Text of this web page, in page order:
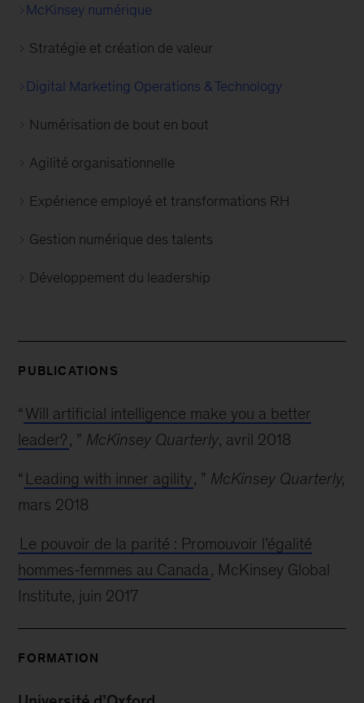
McKinsey numérique
Stratégie et création de valeur
Digital Marketing Operations & Technology
Numérisation de bout en bout
Agilité organisationnelle
Expérience employé et transformations RH
Gestion numérique des talents
Développement du leadership
PUBLICATIONS
“ Will artificial intelligence make you a better
leader?, ” McKinsey Quarterly, avril 2018
“ Leading with inner agility, ” McKinsey Quarterly,
mars 2018
Le pouvoir de la parité : Promouvoir l’égalité
hommes-femmes au Canada , McKinsey Global
Institute, juin 2017
FORMATION